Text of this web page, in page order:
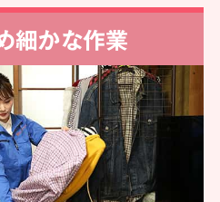
細かな作業